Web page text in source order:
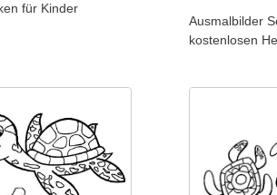
für Kinder
Ausmalbilder
kostenlosen